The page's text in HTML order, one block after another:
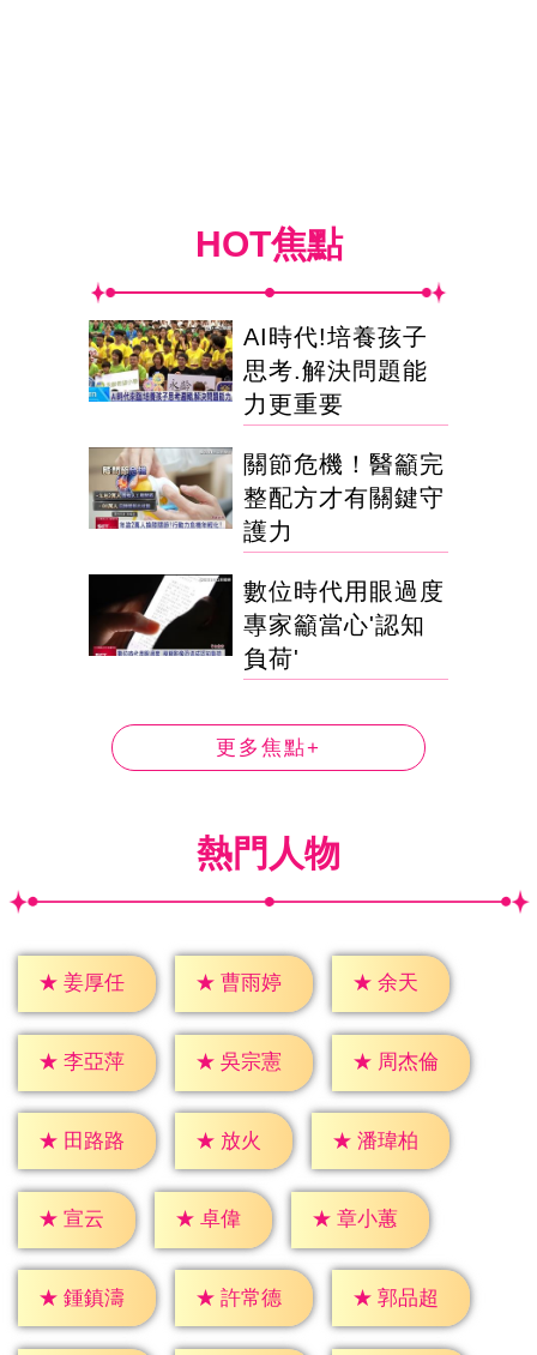
HOT焦點
AI時代!培養孩子
思考.解決問題能
力更重要
關節危機！醫籲完
整配方才有關鍵守
護力
數位時代用眼過度
專家籲當心'認知
負荷'
更多焦點+
熱門人物
★ 姜厚任 ★ 曹雨婷 ★ 余天
★ 李亞萍 ★ 吳宗憲 ★ 周杰倫
★ 田路路 ★ 放火 ★ 潘瑋柏
★ 宣云 ★ 卓偉 ★ 章小蕙
★ 鍾鎮濤 ★ 許常德 ★ 郭品超